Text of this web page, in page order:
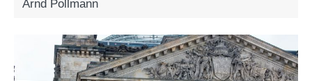
Arnd Pollmann